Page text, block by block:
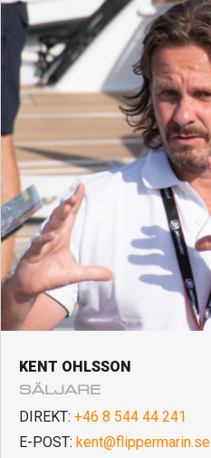
KENT OHLSSON
SÄLJARE
DIREKT: +46 8 544 44 241
E-POST: kent@flippermarin.se